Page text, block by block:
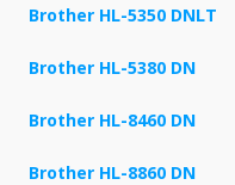
Brother HL-5350 DNLT
Brother HL-5380 DN
Brother HL-8460 DN
Brother HL-8860 DN